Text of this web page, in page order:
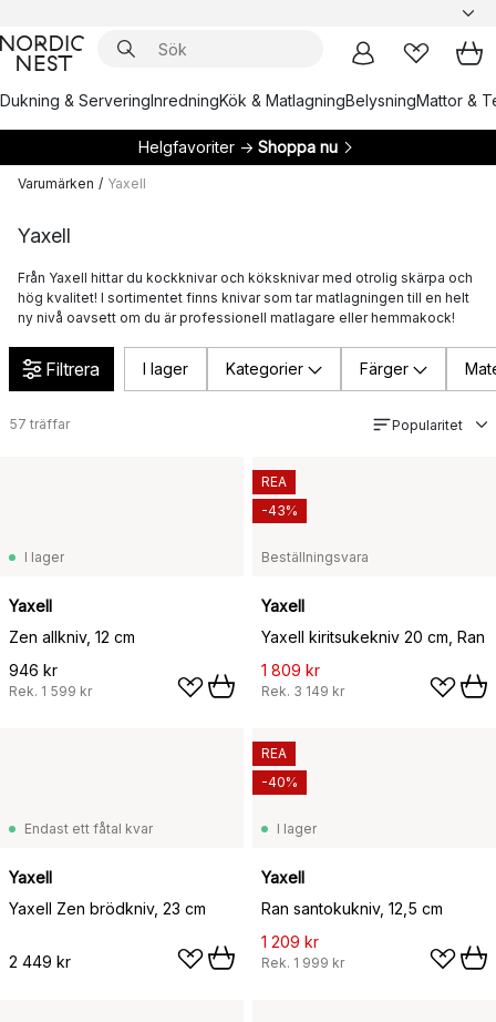
Dukning & ServeringInredningKök & MatlagningBelysningMattor &
Helgfavoriter → Shoppa nu
Varumärken / Yaxell
Yaxell
Från Yaxell hittar du kockknivar och köksknivar med otrolig skärpa och
hög kvalitet! I sortimentet finns knivar som tar matlagningen till en helt
ny nivå oavsett om du är professionell matlagare eller hemmakock!
Filtrera I lager Kategorier Färger
57 träffar Popularitet
I lager
Yaxell
Zen allkniv, 12 cm
946 kr
Rek. 1 599 kr
Beställningsvara
Yaxell
Yaxell kiritsukekniv 20 cm, Ran
1 809 kr
Rek. 3 149 kr
REA
-43%
Endast ett fåtal kvar
Yaxell
Yaxell Zen brödkniv, 23 cm
2 449 kr
I lager
Yaxell
Ran santokukniv, 12,5 cm
1 209 kr
Rek. 1 999 kr
REA
-40%